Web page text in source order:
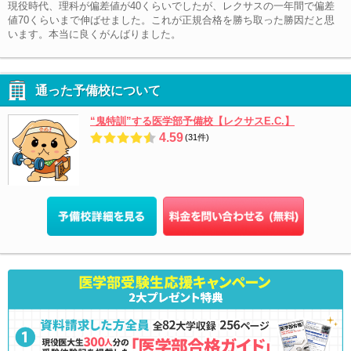
現役時代、理科が偏差値が40くらいでしたが、レクサスの一年間で偏差
値70くらいまで伸ばせました。これが正規合格を勝ち取った勝因だと思
います。本当に良くがんばりました。
通った予備校について
“鬼特訓”する医学部予備校【レクサスE.C.】
4.59(31件)